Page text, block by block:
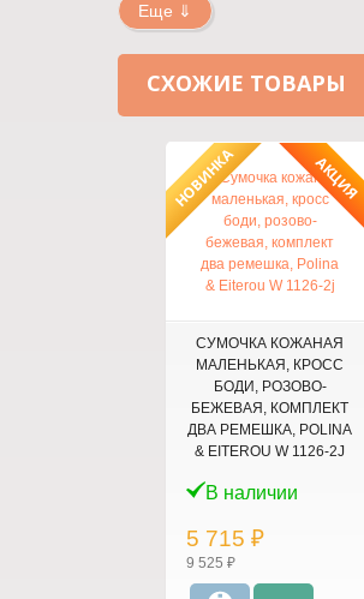
Еще ⇓
СХОЖИЕ ТОВАРЫ
НОВИНКА АКЦИЯ
СУМОЧКА КОЖАНАЯ
МАЛЕНЬКАЯ, КРОСС
БОДИ, РОЗОВО-
БЕЖЕВАЯ, КОМПЛЕКТ
ДВА РЕМЕШКА, POLINA
& EITEROU W 1126-2J
В наличии
5 715 ₽
9 525 ₽